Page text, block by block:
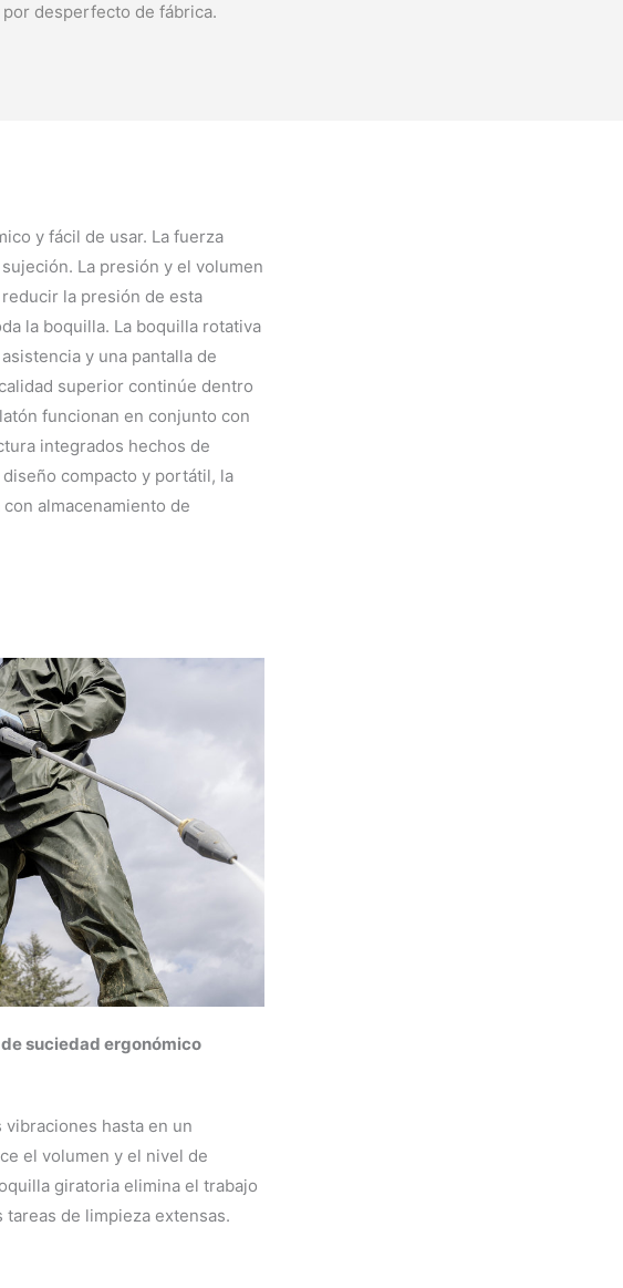
por desperfecto de fábrica.
y fácil de usar. La fuerza
La presión y el volumen
la presión de esta
la boquilla. La boquilla rotativa
y una pantalla de
superior continúe dentro
funcionan en conjunto con
integrados hechos de
compacto y portátil, la
almacenamiento de
suciedad ergonómico
vibraciones hasta en un
el volumen y el nivel de
giratoria elimina el trabajo
tareas de limpieza extensas.